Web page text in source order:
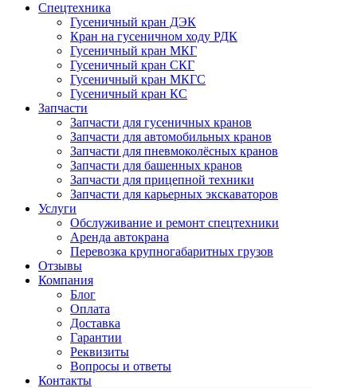
Спецтехника
Гусеничный кран ДЭК
Кран на гусеничном ходу РДК
Гусеничный кран МКГ
Гусеничный кран СКГ
Гусеничный кран МКГС
Гусеничный кран КС
Запчасти
Запчасти для гусеничных кранов
Запчасти для автомобильных кранов
Запчасти для пневмоколёсных кранов
Запчасти для башенных кранов
Запчасти для прицепной техники
Запчасти для карьерных экскаваторов
Услуги
Обслуживание и ремонт спецтехники
Аренда автокрана
Перевозка крупногабаритных грузов
Отзывы
Компания
Блог
Оплата
Доставка
Гарантии
Реквизиты
Вопросы и ответы
Контакты